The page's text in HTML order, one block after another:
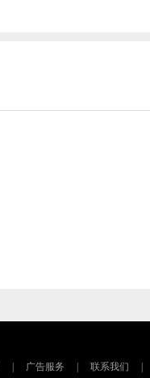
广告服务 联系我们